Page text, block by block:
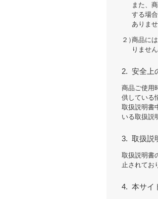
また、
する場
ありま
２）商品に
りませ
2. 安全上
商品ご使用
供している
取扱説明書
いる取扱説
3. 取扱説
取扱説明書
止されてお
4. 本サイ